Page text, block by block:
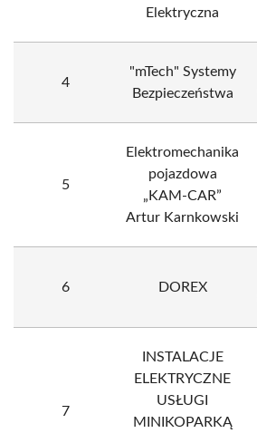
Elektryczna
4
"mTech" Systemy
Bezpieczeństwa
5
Elektromechanika
pojazdowa
„KAM-CAR”
Artur Karnkowski
6 DOREX
7
INSTALACJE
ELEKTRYCZNE
USŁUGI
MINIKOPARKĄ